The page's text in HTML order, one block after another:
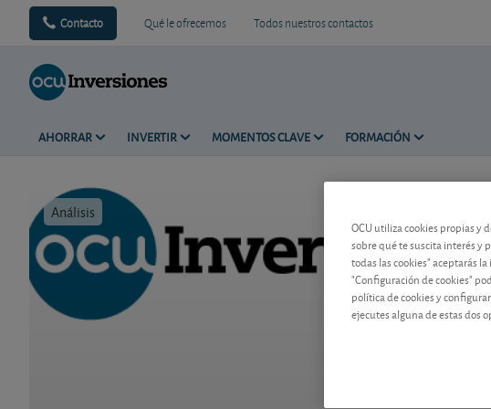
Contacto Qué le ofrecemos Todos nuestros contactos
AHORRAR INVERTIR MOMENTOS CLAVE FORMACIÓN
Análisis
OCU utiliza cookies propias y
sobre qué te suscita interés y
todas las cookies" aceptarás
"Configuración de cookies"
política de cookies y
ejecutes alguna de estas dos